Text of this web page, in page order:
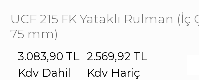
UCF 215 FK Yataklı Rulman (İç
75 mm)
3.083,90 TL
Kdv Dahil
2.569,92 TL
Kdv Hariç